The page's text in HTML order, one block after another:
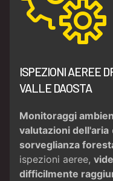
ISPEZIONI AEREE
VALLE DAOSTA
Monitoraggi
valutazioni dell'aria
sorveglianza
ispezioni aeree,
difficilmente